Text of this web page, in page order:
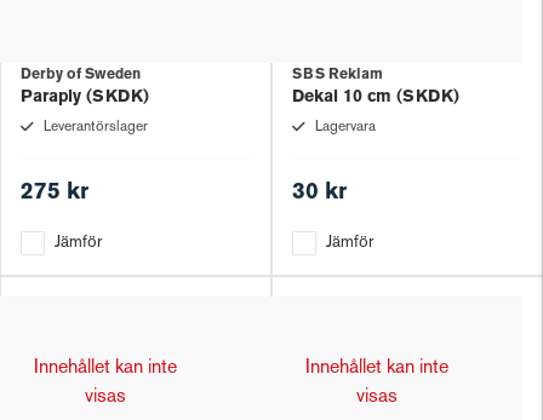
Derby of Sweden
Paraply (SKDK)
Leverantörslager
275 kr
Jämför
SBS Reklam
Dekal 10 cm (SKDK)
Lagervara
30 kr
Jämför
Innehållet kan inte
visas
Innehållet kan inte
visas